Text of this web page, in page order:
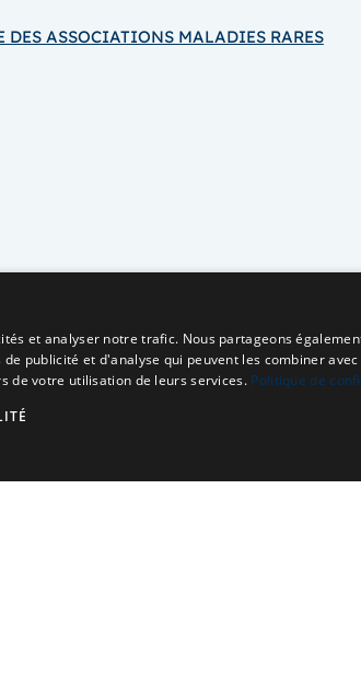
ASSOCIATIONS MALADIES RARES
et analyser notre trafic. Nous partageons
publicité et d'analyse qui peuvent les combiner
de votre utilisation de leurs services. Politique de